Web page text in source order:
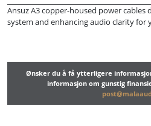
Ansuz A3 copper-housed power
system and enhancing audio clarity for
Ønsker du å få ytterligere
informasjon om gunstig